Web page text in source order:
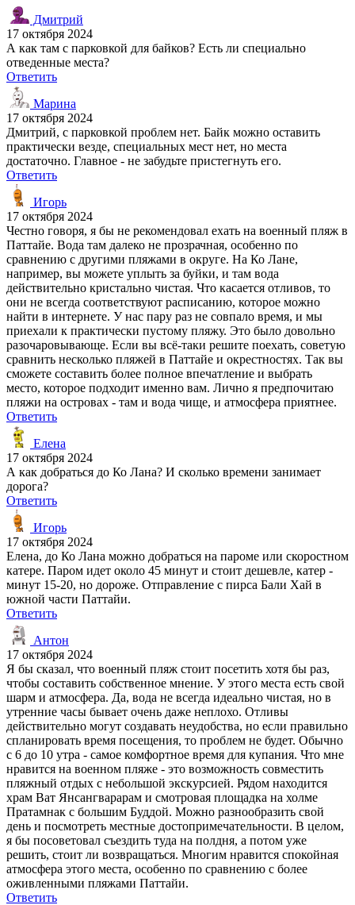
Дмитрий
17 октября 2024
А как там с парковкой для байков? Есть ли специально
отведенные места?
Ответить
Марина
17 октября 2024
Дмитрий, с парковкой проблем нет. Байк можно оставить
практически везде, специальных мест нет, но места
достаточно. Главное - не забудьте пристегнуть его.
Ответить
Игорь
17 октября 2024
Честно говоря, я бы не рекомендовал ехать на военный пляж в
Паттайе. Вода там далеко не прозрачная, особенно по
сравнению с другими пляжами в округе. На Ко Лане,
например, вы можете уплыть за буйки, и там вода
действительно кристально чистая. Что касается отливов, то
они не всегда соответствуют расписанию, которое можно
найти в интернете. У нас пару раз не совпало время, и мы
приехали к практически пустому пляжу. Это было довольно
разочаровывающе. Если вы всё-таки решите поехать, советую
сравнить несколько пляжей в Паттайе и окрестностях. Так вы
сможете составить более полное впечатление и выбрать
место, которое подходит именно вам. Лично я предпочитаю
пляжи на островах - там и вода чище, и атмосфера приятнее.
Ответить
Елена
17 октября 2024
А как добраться до Ко Лана? И сколько времени занимает
дорога?
Ответить
Игорь
17 октября 2024
Елена, до Ко Лана можно добраться на пароме или скоростном
катере. Паром идет около 45 минут и стоит дешевле, катер -
минут 15-20, но дороже. Отправление с пирса Бали Хай в
южной части Паттайи.
Ответить
Антон
17 октября 2024
Я бы сказал, что военный пляж стоит посетить хотя бы раз,
чтобы составить собственное мнение. У этого места есть свой
шарм и атмосфера. Да, вода не всегда идеально чистая, но в
утренние часы бывает очень даже неплохо. Отливы
действительно могут создавать неудобства, но если правильно
спланировать время посещения, то проблем не будет. Обычно
с 6 до 10 утра - самое комфортное время для купания. Что мне
нравится на военном пляже - это возможность совместить
пляжный отдых с небольшой экскурсией. Рядом находится
храм Ват Янсангварарам и смотровая площадка на холме
Пратамнак с большим Буддой. Можно разнообразить свой
день и посмотреть местные достопримечательности. В целом,
я бы посоветовал съездить туда на полдня, а потом уже
решить, стоит ли возвращаться. Многим нравится спокойная
атмосфера этого места, особенно по сравнению с более
оживленными пляжами Паттайи.
Ответить